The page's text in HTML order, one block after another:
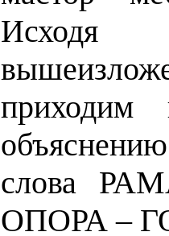
приходим
слова
ОПОРА –